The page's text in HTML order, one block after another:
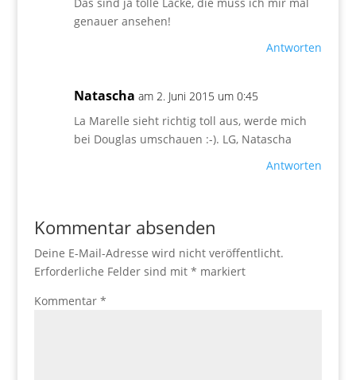
genauer ansehen!
Antworten
Natascha am 2. Juni 2015 um 0:45
La Marelle sieht richtig toll aus, werde mich
bei Douglas umschauen :-). LG, Natascha
Antworten
Kommentar absenden
Deine E-Mail-Adresse wird nicht veröffentlicht.
Erforderliche Felder sind mit * markiert
Kommentar *